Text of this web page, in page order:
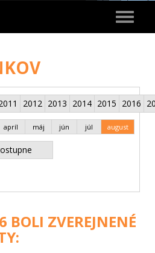
Toggle
2012 2013 2014 2015 2016
apríl máj jún júl august
BOLI ZVEREJNENÉ